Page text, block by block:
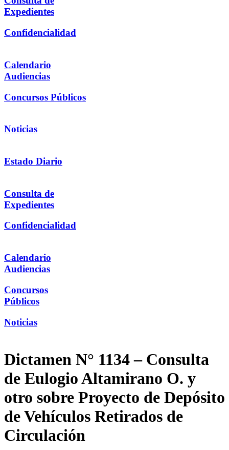
Expedientes
Confidencialidad
Calendario
Audiencias
Concursos Públicos
Noticias
Estado Diario
Consulta de
Expedientes
Confidencialidad
Calendario
Audiencias
Concursos
Públicos
Noticias
Dictamen N° 1134 – Consulta
de Eulogio Altamirano O. y
otro sobre Proyecto de Depósito
de Vehículos Retirados de
Circulación